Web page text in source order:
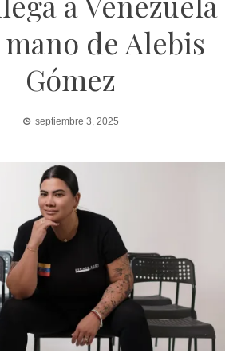
de Alebis
Gómez
septiembre 3, 2025